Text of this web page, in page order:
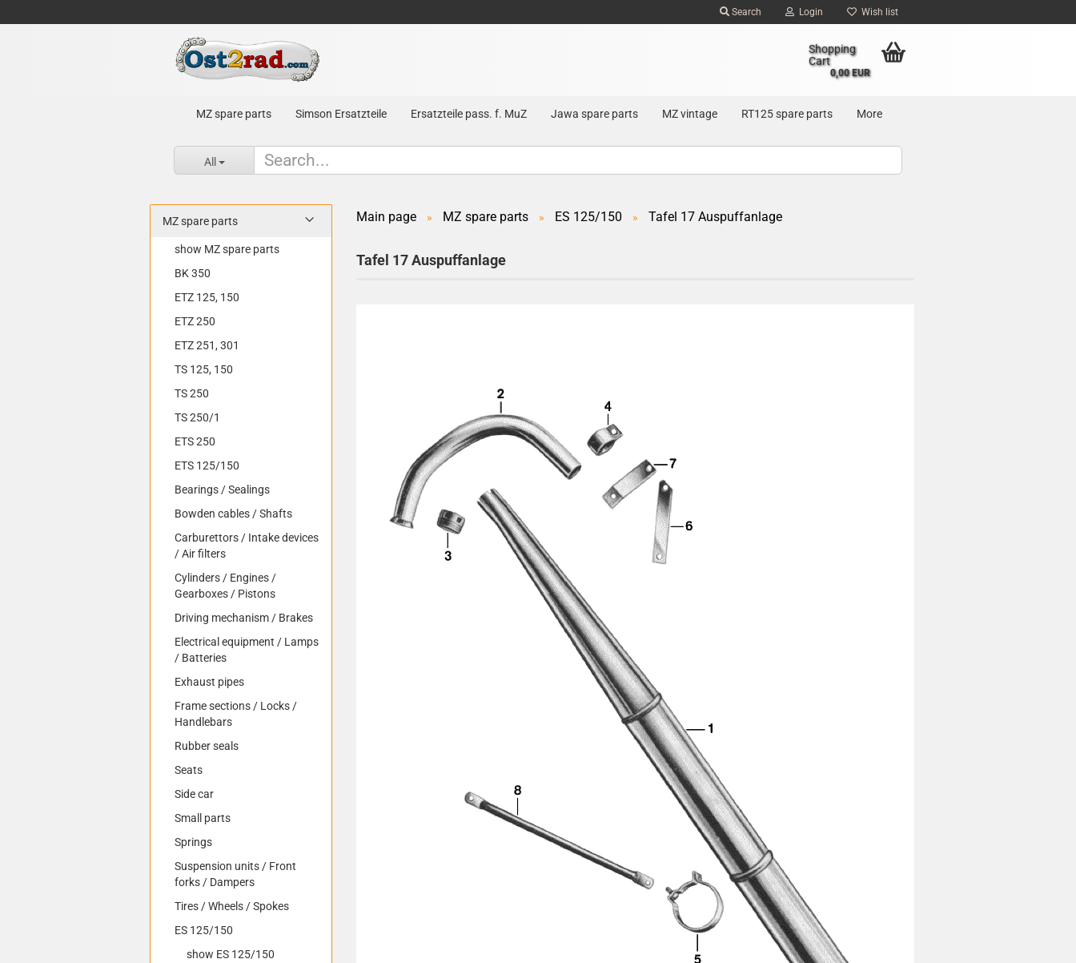
Search Login Wish list
Shopping
Cart
0,00 EUR
MZ spare parts Simson Ersatzteile Ersatzteile pass. f. MuZ Jawa spare parts MZ vintage RT125 spare parts More
All
Main page » MZ spare parts » ES 125/150 » Tafel 17 Auspuffanlage
Tafel 17 Auspuffanlage
MZ spare parts
show MZ spare parts
BK 350
ETZ 125, 150
ETZ 250
ETZ 251, 301
TS 125, 150
TS 250
TS 250/1
ETS 250
ETS 125/150
Bearings / Sealings
Bowden cables / Shafts
Carburettors / Intake devices
/ Air filters
Cylinders / Engines /
Gearboxes / Pistons
Driving mechanism / Brakes
Electrical equipment / Lamps
/ Batteries
Exhaust pipes
Frame sections / Locks /
Handlebars
Rubber seals
Seats
Side car
Small parts
Springs
Suspension units / Front
forks / Dampers
Tires / Wheels / Spokes
ES 125/150
show ES 125/150